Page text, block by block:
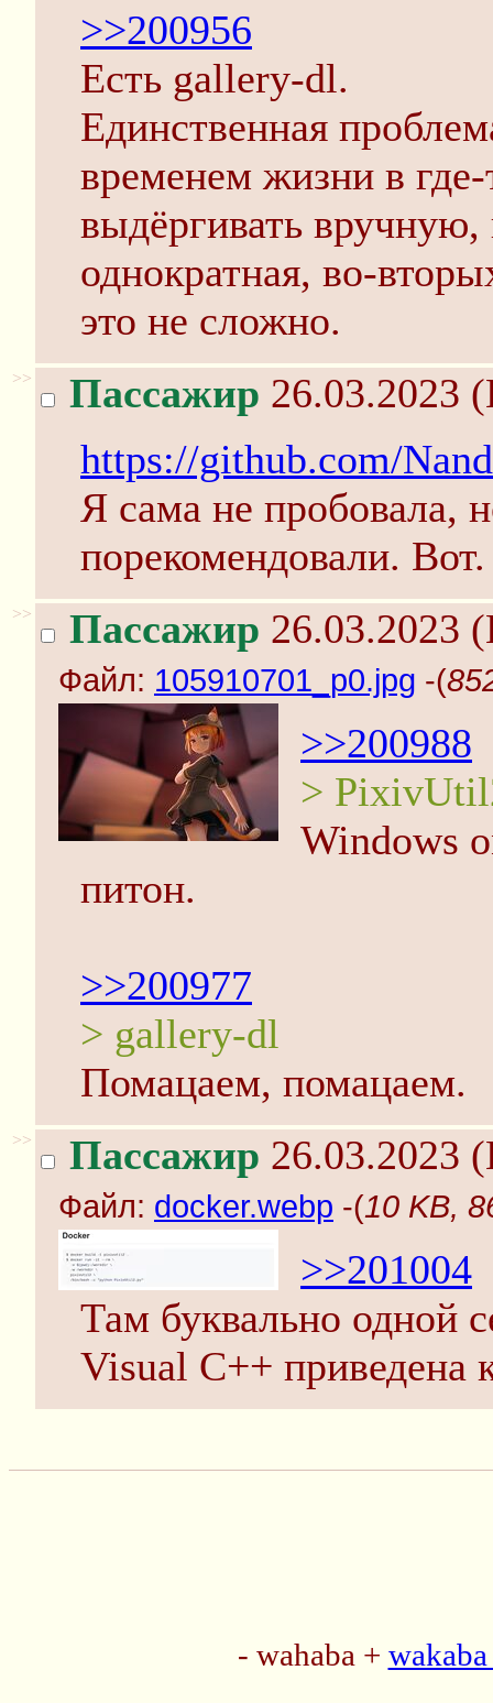
>>200956
Есть gallery-dl.
Единственная
временем жизни в
выдёргивать
однократная, во-
это не сложно.
>> Пассажир 26.03.2023
https://github.com/
Я сама не пробовала,
порекомендовали. Вот.
>> Пассажир 26.03.2023
Файл: 105910701_p0.jpg -(
>>200988
>
Windows
питон.
>>200977
> gallery-dl
Помацаем, помацаем.
>> Пассажир 26.03.2023
Файл: docker.webp -(10 KB,
>>201004
Там буквально одной
Visual C++ приведена
- wahaba +